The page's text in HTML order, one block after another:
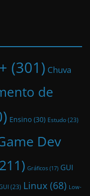
(301) Chuva
de
Ensino (30) Estudo(23)
Dev
Gráficos (17) GUI
(23) Linux(68) Low-